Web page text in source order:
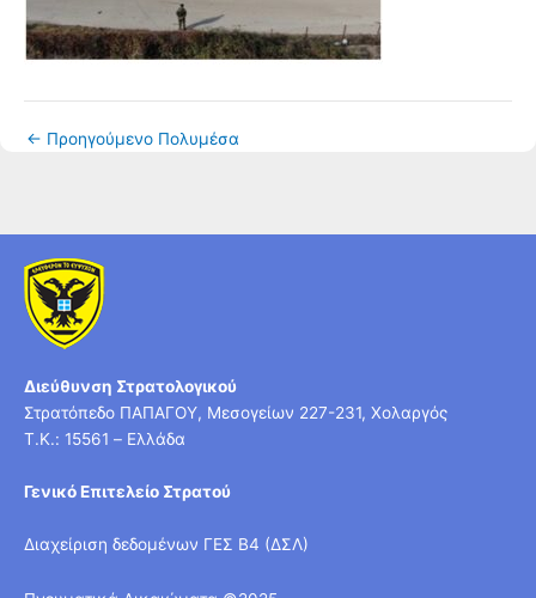
← Προηγούμενο Πολυμέσα
Διεύθυνση Στρατολογικού
Στρατόπεδο ΠΑΠΑΓΟΥ, Μεσογείων 227-231, Χολαργός
T.K.: 15561 – Ελλάδα
Γενικό Επιτελείο Στρατού
Διαχείριση δεδομένων ΓΕΣ Β4 (ΔΣΛ)